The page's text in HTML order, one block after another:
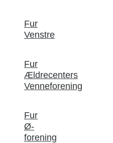
Fur
Venstre
Fur
Ældrecenters
Venneforening
Fur
Ø-
forening